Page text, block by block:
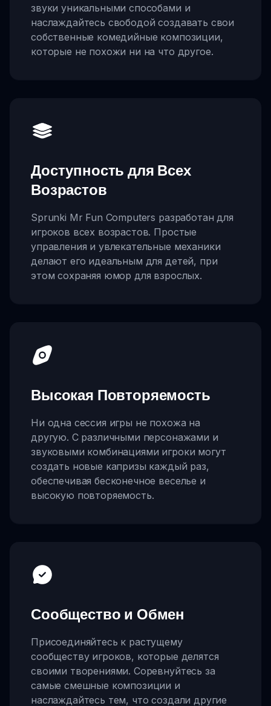
звуки уникальными способами и
наслаждайтесь свободой создавать свои
собственные комедийные композиции,
которые не похожи ни на что другое.
Доступность для Всех
Возрастов
Sprunki Mr Fun Computers разработан для
игроков всех возрастов. Простые
управления и увлекательные механики
делают его идеальным для детей, при
этом сохраняя юмор для взрослых.
Высокая Повторяемость
Ни одна сессия игры не похожа на
другую. С различными персонажами и
звуковыми комбинациями игроки могут
создать новые капризы каждый раз,
обеспечивая бесконечное веселье и
высокую повторяемость.
Сообщество и Обмен
Присоединяйтесь к растущему
сообществу игроков, которые делятся
своими творениями. Соревнуйтесь за
самые смешные композиции и
наслаждайтесь тем, что создали другие